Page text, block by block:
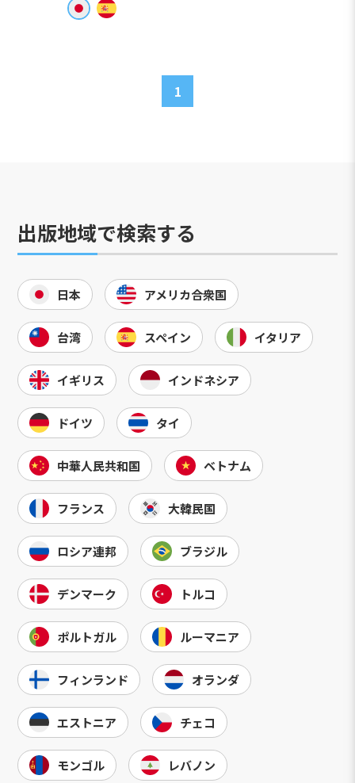
1
出版地域で検索する
日本 アメリカ合衆国
台湾 スペイン イタリア
イギリス インドネシア
ドイツ タイ
中華人民共和国 ベトナム
フランス 大韓民国
ロシア連邦 ブラジル
デンマーク トルコ
ポルトガル ルーマニア
フィンランド オランダ
エストニア チェコ
モンゴル レバノン